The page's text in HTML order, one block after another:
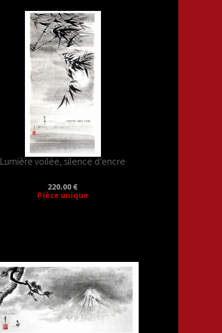
Lumière voilée, silence d’encre
220.00 €
Pièce unique